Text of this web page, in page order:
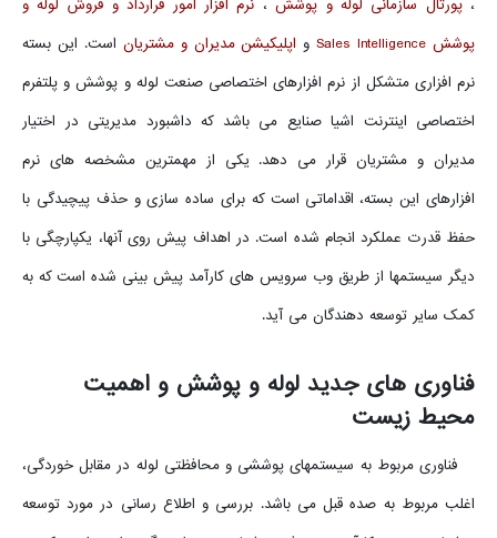
،پورتال سازمانی لوله و پوشش، نرم افزار امور قرارداد و فروش لوله و
پوشش Sales Intelligence
و اپلیکیشن مدیران و مشتریان است. این بسته
نرم افزاری متشکل از نرم افزارهای اختصاصی صنعت لوله و پوشش و پلتفرم
اختصاصی اینترنت اشیا صنایع می باشد که داشبورد مدیریتی در اختیار
مدیران و مشتریان قرار می دهد. یکی از مهمترین مشخصه های نرم
افزارهای این بسته، اقداماتی است که برای ساده سازی و حذف پیچیدگی با
حفظ قدرت عملکرد انجام شده است. در اهداف پیش روی آنها، یکپارچگی با
دیگر سیستمها از طریق وب سرویس های کارآمد پیش بینی شده است که به
کمک سایر توسعه دهندگان می آید.
فناوری های جدید لوله و پوشش و اهمیت
محیط زیست
فناوری مربوط به سیستمهای پوششی و محافظتی لوله در مقابل خوردگی،
اغلب مربوط به صده قبل می باشد. بررسی و اطلاع رسانی در مورد توسعه